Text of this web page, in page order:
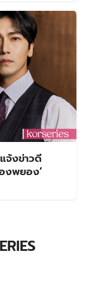
จ้งข่าวดี
งพยอง’